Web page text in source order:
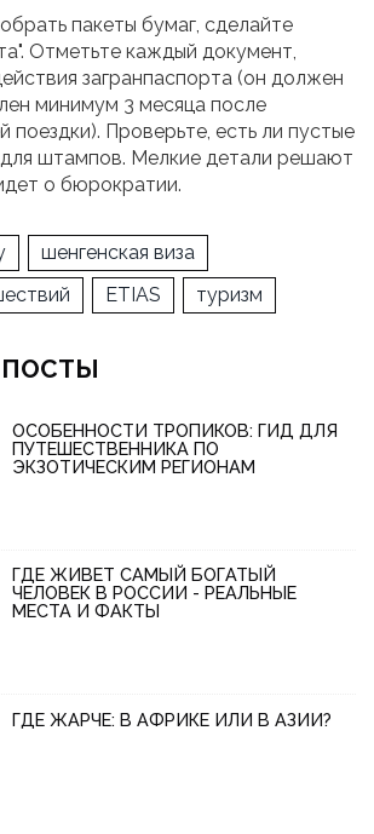
пакеты бумаг, сделайте
Отметьте каждый документ,
загранпаспорта (он должен
минимум 3 месяца после
поездки). Проверьте, есть ли пустые
штампов. Мелкие детали решают
о бюрократии.
шенгенская виза
ETIAS туризм
ОСОБЕННОСТИ ТРОПИКОВ: ГИД ДЛЯ
ПУТЕШЕСТВЕННИКА ПО
ЭКЗОТИЧЕСКИМ РЕГИОНАМ
ГДЕ ЖИВЕТ САМЫЙ БОГАТЫЙ
ЧЕЛОВЕК В РОССИИ - РЕАЛЬНЫЕ
МЕСТА И ФАКТЫ
ГДЕ ЖАРЧЕ: В АФРИКЕ ИЛИ В АЗИИ?